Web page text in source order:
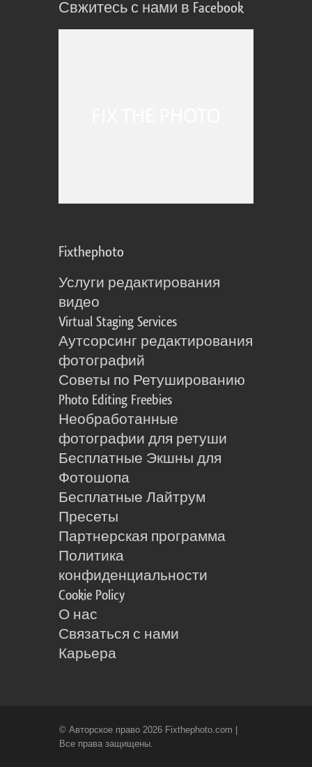
Свжитесь с нами в Facebook
Fixthephoto
Услуги редактирования
видео
Virtual Staging Services
Аутсорсинг редактирования
фотографий
Советы по Ретушированию
Photo Editing Freebies
Необработанные
фотографии для ретуши
Бесплатные Экшны для
Фотошопа
Бесплатные Лайтрум
Пресеты
Партнерская программа
Политика
конфиденциальности
Cookie Policy
О нас
Связаться с нами
Карьера
© Авторское право 2026 Fixthephoto.com |
Все права защищены.